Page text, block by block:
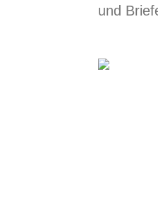
und